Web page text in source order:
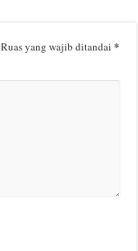
Ruas yang wajib ditandai*